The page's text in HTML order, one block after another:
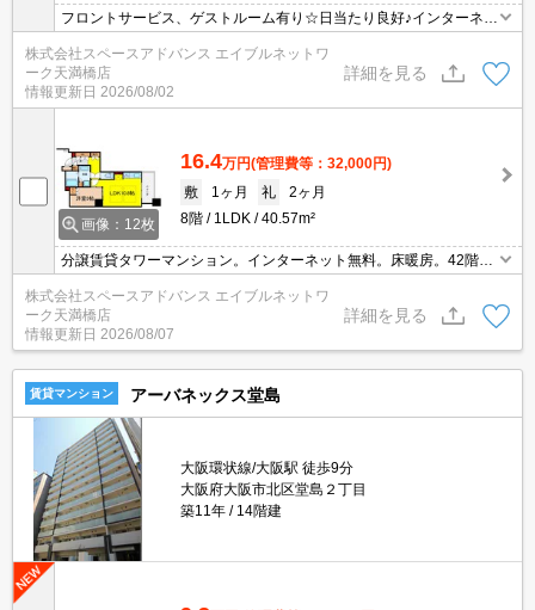
フロントサービス、ゲストルーム有り☆日当たり良好♪インターネッ
ットワーク天満橋店まで☆彡 電話：06-4790-2228
株式会社スペースアドバンス エイブルネットワ
ーク天満橋店
情報更新日 2026/08/02
詳細を見る
画像：12枚
16.4万円(管理費等：32,000円)
敷
1ヶ月 礼
2ヶ月
8階
1LDK 40.57m²
分譲賃貸タワーマンション。インターネット無料。床暖房。42階に
ク天満橋店まで☆彡06-4790-2228☆彡
株式会社スペースアドバンス エイブルネットワ
ーク天満橋店
情報更新日 2026/08/07
詳細を見る
賃貸マンション アーバネックス堂島
大阪環状線/大阪駅 徒歩9分
大阪府大阪市北区堂島２丁目
築11年
14階建